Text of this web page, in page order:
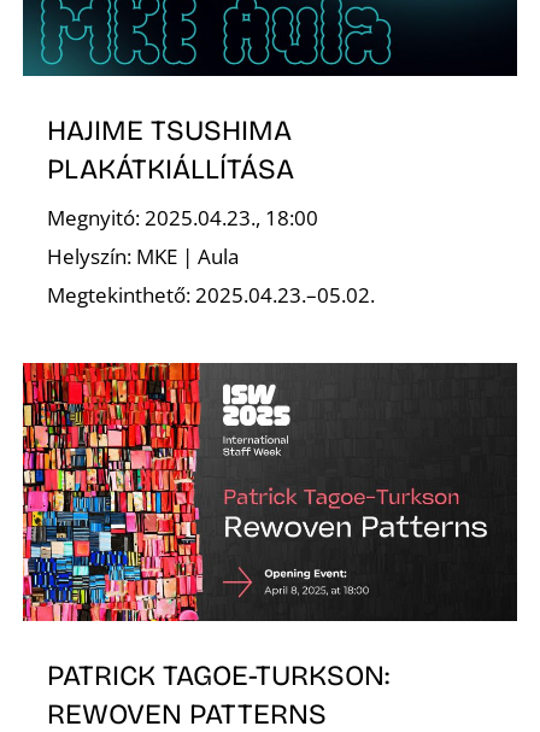
HAJIME TSUSHIMA
PLAKÁTKIÁLLÍTÁSA
Megnyitó: 2025.04.23., 18:00
Helyszín: MKE | Aula
Megtekinthető: 2025.04.23.–05.02.
PATRICK TAGOE-TURKSON:
REWOVEN PATTERNS